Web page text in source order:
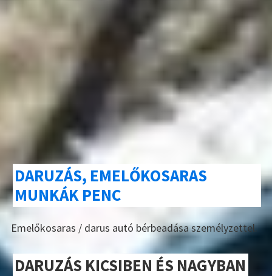
DARUZÁS, EMELŐKOSARAS
MUNKÁK PENC
Emelőkosaras / darus autó bérbeadása személyzettel.
DARUZÁS KICSIBEN ÉS NAGYBAN